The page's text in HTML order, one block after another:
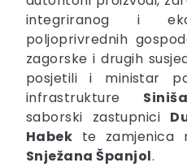
integriranog i
poljoprivrednih
zagorske i drugih
posjetili i ministar
infrastrukture
saborski zastupnici
Habek te zamjenica
Snježana Španjol.